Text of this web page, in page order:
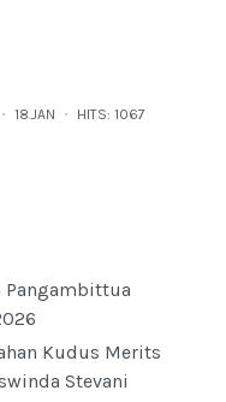
18.JAN HITS: 1067
Pangambittua
Kudus Merits
Stevani